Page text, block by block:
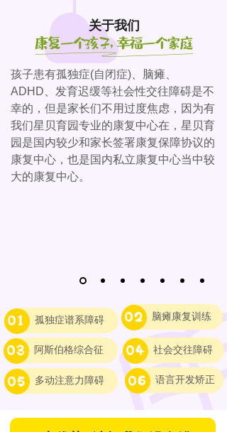
关于我们
孩子患有孤独症(自闭症)、脑瘫、
ADHD、发育迟缓等社会性交往障碍是不
幸的，但是家长们不用过度焦虑，因为有
我们星贝育园专业的康复中心在，星贝育
园是国内较少和家长签署康复保障协议的
康复中心，也是国内私立康复中心当中较
大的康复中心。
孤独症谱系障碍 脑瘫康复训练
阿斯伯格综合征 社会交往障碍
多动注意力障碍 语言开发矫正